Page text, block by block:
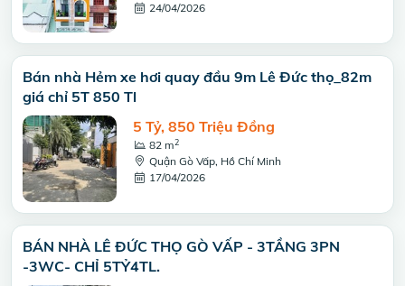
24/04/2026
Bán nhà Hẻm xe hơi quay đầu 9m Lê Đức thọ_82m
giá chỉ 5T 850 Tl
5 Tỷ, 850 Triệu Đồng
82 m2
Quận Gò Vấp, Hồ Chí Minh
17/04/2026
BÁN NHÀ LÊ ĐỨC THỌ GÒ VẤP - 3TẦNG 3PN
-3WC- CHỈ 5TỶ4TL.